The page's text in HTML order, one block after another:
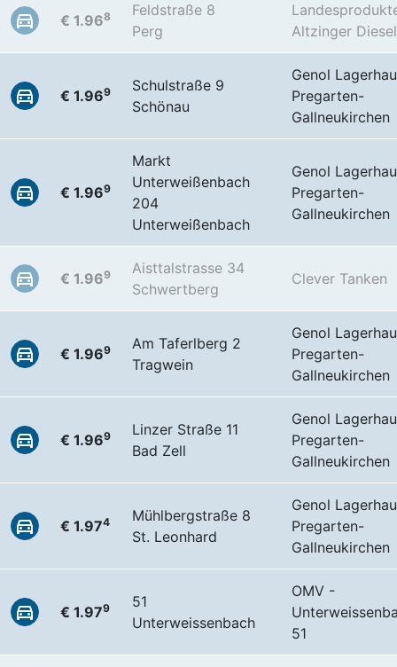
€ 1.968
Feldstraße 8
Perg
Altzinger Diesel
€ 1.969
Schulstraße 9
Schönau
Genol
Pregarten-
Gallneukirchen
€ 1.969
Markt
Unterweißenbach
204
Unterweißenbach
Genol
Pregarten-
Gallneukirchen
€ 1.969
Aisttalstrasse 34
Schwertberg
Clever Tanken
€ 1.969
Am Taferlberg 2
Tragwein
Genol
Pregarten-
Gallneukirchen
€ 1.969
Linzer Straße 11
Bad Zell
Genol
Pregarten-
Gallneukirchen
€ 1.974
Mühlbergstraße 8
St. Leonhard
Genol
Pregarten-
Gallneukirchen
€ 1.979
51
Unterweissenbach
OMV -
51